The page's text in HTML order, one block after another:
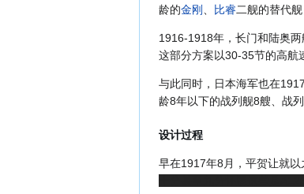
龄的金刚 、 比睿二舰的替代
1916-1918年，长门和陆奥
这部分方案以30-35节的高航
与此同时，日本海军也在
龄8年以下的战列舰8艘、战列
设计过程
早在1917年8月，平贺让就